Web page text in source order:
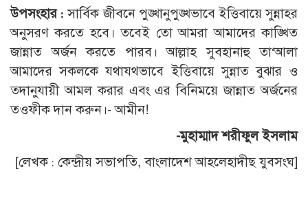
উপসংহার : সার্বিক জীবনে পুঙ্খানুপুঙ্খভাবে ইত্তিবায়ে সুন্নাহর
অনুসরণ করতে হবে। তবেই তো আমরা আমাদের কাঙ্খিত
জান্নাত অর্জন করতে পারব। আল্লাহ সুবহানাহু তা‘আলা
আমাদের সকলকে যথাযথভাবে ইত্তিবায়ে সুন্নাত বুঝার ও
তদানুযায়ী আমল করার এবং এর বিনিময়ে জান্নাত অর্জনের
তওফীক দান করুন।- আমীন!
-মুহাম্মাদ শরীফুল ইসলাম
[লেখক : কেন্দ্রীয় সভাপতি, বাংলাদেশ আহলেহাদীছ যুবসংঘ]